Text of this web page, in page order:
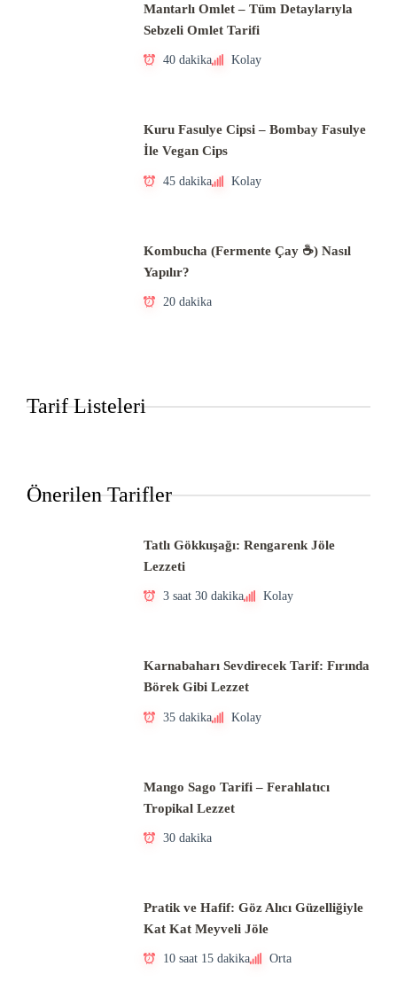
Mantarlı Omlet – Tüm Detaylarıyla
Sebzeli Omlet Tarifi
40 dakika Kolay
Kuru Fasulye Cipsi – Bombay Fasulye
İle Vegan Cips
45 dakika Kolay
Kombucha (Fermente Çay ☕) Nasıl
Yapılır?
20 dakika
Tarif Listeleri
Önerilen Tarifler
Tatlı Gökkuşağı: Rengarenk Jöle
Lezzeti
3 saat 30 dakika Kolay
Karnabaharı Sevdirecek Tarif: Fırında
Börek Gibi Lezzet
35 dakika Kolay
Mango Sago Tarifi – Ferahlatıcı
Tropikal Lezzet
30 dakika
Pratik ve Hafif: Göz Alıcı Güzelliğiyle
Kat Kat Meyveli Jöle
10 saat 15 dakika Orta